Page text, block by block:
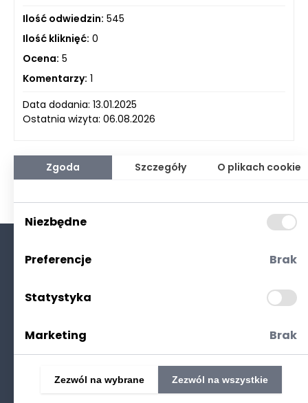
Ilość odwiedzin: 545
Ilość kliknięć: 0
Ocena: 5
Komentarzy: 1
Data dodania: 13.01.2025
Ostatnia wizyta: 06.08.2026
Polityka prywatności
Zgoda Szczegóły O plikach cookie
Niezbędne
Preferencje Brak
Statystyka
Marketing Brak
Zezwól na wybrane Zezwól na wszystkie